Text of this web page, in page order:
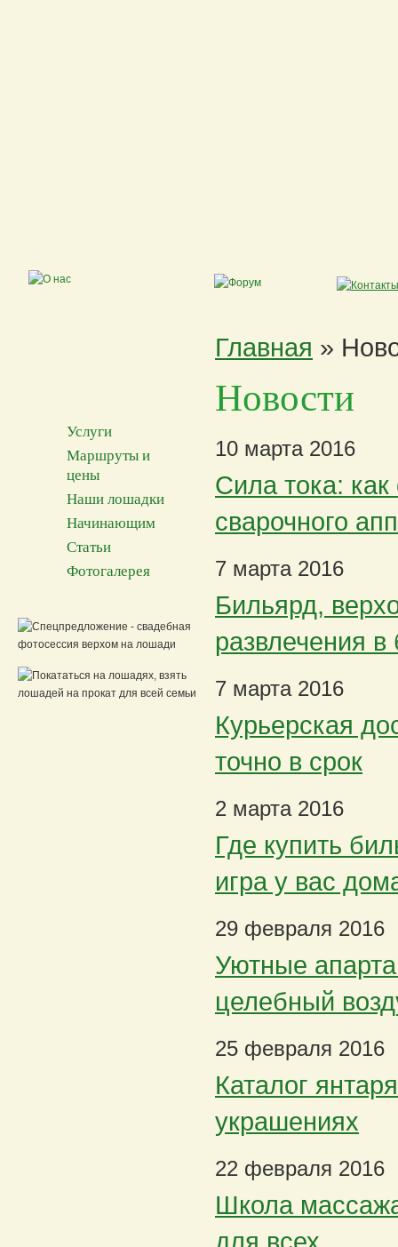
Услуги
Маршруты и
цены
Наши лошадки
Начинающим
Статьи
Фотогалерея
Главная »
Новости
10 марта 2016
Сила тока: как
сварочного
7 марта 2016
Бильярд,
развлечения
7 марта 2016
Курьерская
точно в срок
2 марта 2016
Где купить
игра у вас
29 февраля 2016
Уютные
целебный
25 февраля 2016
Каталог
украшениях
22 февраля 2016
Школа